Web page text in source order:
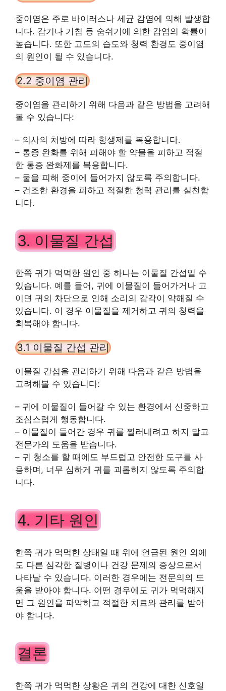
중이염은 주로 바이러스나 세균 감염에 의해 발생합
니다. 감기나 기침 등 숨쉬기에 의한 감염의 확률이
높습니다. 또한 고도의 습도와 청력 환경도 중이염
의 원인이 될 수 있습니다.
2.2 중이염 관리
중이염을 관리하기 위해 다음과 같은 방법을 고려해
볼 수 있습니다:
– 의사의 처방에 따라 항생제를 복용합니다.
– 통증 완화를 위해 피해야 할 약물을 피하고 적절
한 통증 완화제를 복용합니다.
– 물을 피해 중이에 들어가지 않도록 주의합니다.
– 건조한 환경을 피하고 적절한 청력 관리를 실천합
니다.
3. 이물질 간섭
한쪽 귀가 먹먹한 원인 중 하나는 이물질 간섭일 수
있습니다. 예를 들어, 귀에 이물질이 들어가거나 고
이면 귀의 차단으로 인해 소리의 감각이 약해질 수
있습니다. 이 경우 이물질을 제거하고 귀의 청력을
회복해야 합니다.
3.1 이물질 간섭 관리
이물질 간섭을 관리하기 위해 다음과 같은 방법을
고려해볼 수 있습니다:
– 귀에 이물질이 들어갈 수 있는 환경에서 신중하고
조심스럽게 행동합니다.
– 이물질이 들어간 경우 귀를 찔러내려고 하지 말고
전문가의 도움을 받습니다.
– 귀 청소를 할 때에도 부드럽고 안전한 도구를 사
용하며, 너무 심하게 귀를 괴롭히지 않도록 주의합
니다.
4. 기타 원인
한쪽 귀가 먹먹한 상태일 때 위에 언급된 원인 외에
도 다른 심각한 질병이나 건강 문제의 증상으로서
나타날 수 있습니다. 이러한 경우에는 전문의의 도
움을 받아야 합니다. 어떤 경우에도 귀가 먹먹해지
면 그 원인을 파악하고 적절한 치료와 관리를 받아
야 합니다.
결론
한쪽 귀가 먹먹한 상황은 귀의 건강에 대한 신호일